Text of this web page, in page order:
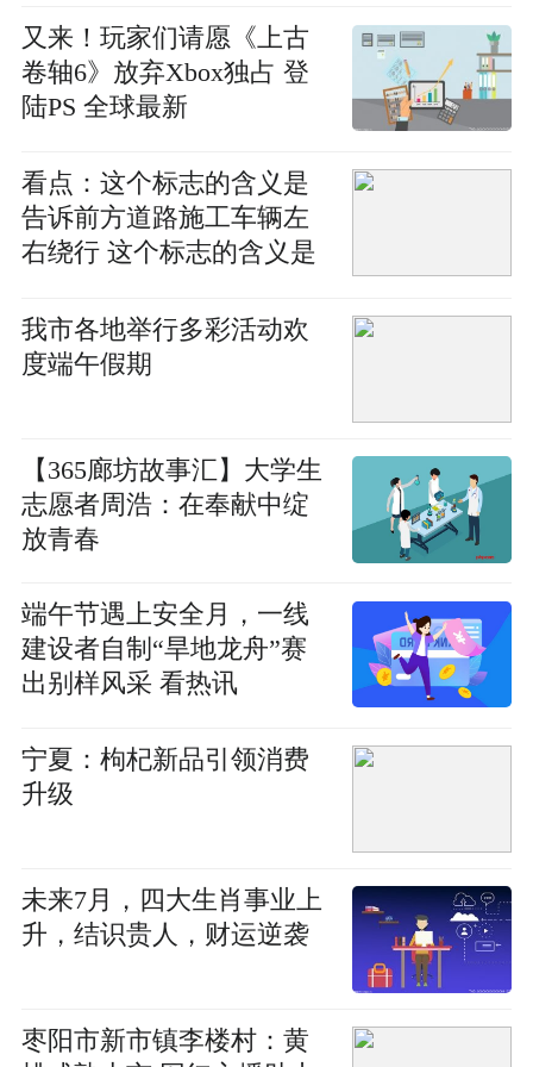
又来！玩家们请愿《上古
卷轴6》放弃Xbox独占 登
陆PS 全球最新
看点：这个标志的含义是
告诉前方道路施工车辆左
右绕行 这个标志的含义是
右绕行
我市各地举行多彩活动欢
度端午假期
【365廊坊故事汇】大学生
志愿者周浩：在奉献中绽
放青春
端午节遇上安全月，一线
建设者自制“旱地龙舟”赛
出别样风采 看热讯
宁夏：枸杞新品引领消费
升级
未来7月，四大生肖事业上
升，结识贵人，财运逆袭
枣阳市新市镇李楼村：黄